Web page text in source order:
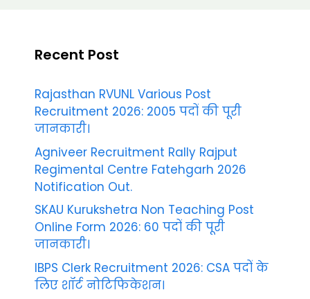
Recent Post
Rajasthan RVUNL Various Post
Recruitment 2026: 2005 पदों की पूरी
जानकारी।
Agniveer Recruitment Rally Rajput
Regimental Centre Fatehgarh 2026
Notification Out.
SKAU Kurukshetra Non Teaching Post
Online Form 2026: 60 पदों की पूरी
जानकारी।
IBPS Clerk Recruitment 2026: CSA पदों के
लिए शॉर्ट नोटिफिकेशन।